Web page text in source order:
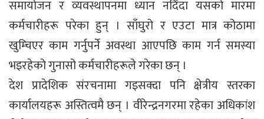
समायोजन र व्यवस्थापनमा ध्यान नदिँदा यसको मारमा
कर्मचारीहरू परेका हुन् । साँघुरो र एउटा मात्र कोठामा
खुम्चिएर काम गर्नुपर्ने अवस्था आएपछि काम गर्न समस्या
भइरहेको गुनासो कर्मचारीहरूले गरेका छन् ।
देश प्रादेशिक संरचनामा गइसक्दा पनि क्षेत्रीय स्तरका
कार्यालयहरू अस्तित्वमै छन् । वीरेन्द्रनगरमा रहेका अधिकांश